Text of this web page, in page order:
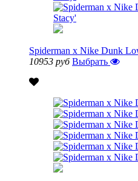
Spiderman x Nike Dunk
10953 руб Выбрать